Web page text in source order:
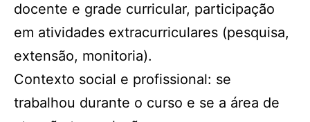
docente e grade curricular, participação
em atividades extracurriculares (pesquisa,
extensão, monitoria).
Contexto social e profissional: se
trabalhou durante o curso e se a área de